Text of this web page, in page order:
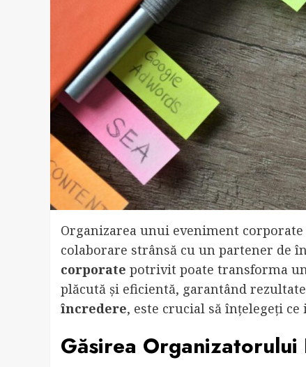
Organizarea unui eveniment
colaborare strânsă cu un partener de
corporate potrivit poate transforma
plăcută și eficientă, garantând
încredere, este crucial să înțelegeți ce
Găsirea